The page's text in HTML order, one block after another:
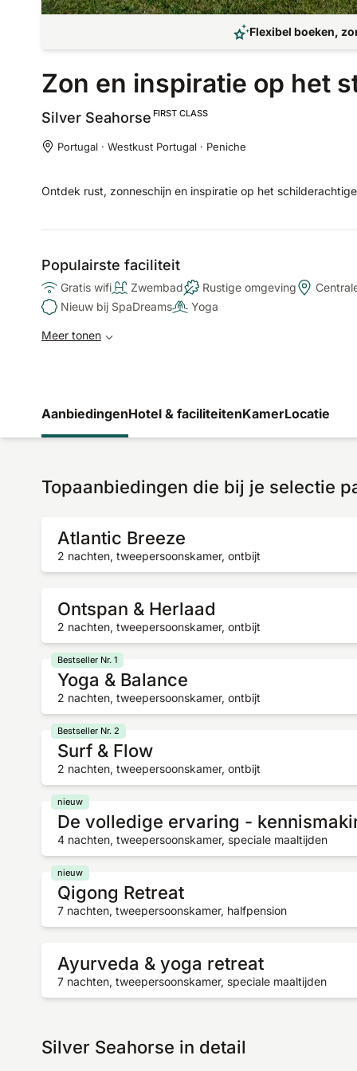
Flexibel boeken,
Zon en inspiratie op het
Silver Seahorse FIRST CLASS
Portugal · Westkust Portugal · Peniche
Ontdek rust, zonneschijn en inspiratie op het
Populairste faciliteit
Gratis wifi Zwembad Rustige omgeving
Nieuw bij SpaDreams
Yoga
Meer tonen
AanbiedingenHotel & faciliteitenKamerLocatie
Topaanbiedingen die bij je selectie
Atlantic Breeze
2 nachten, tweepersoonskamer, ontbijt
Ontspan & Herlaad
2 nachten, tweepersoonskamer, ontbijt
Yoga & Balance
2 nachten, tweepersoonskamer, ontbijt
Bestseller Nr. 1
Surf & Flow
2 nachten, tweepersoonskamer, ontbijt
Bestseller Nr. 2
De volledige ervaring -
4 nachten, tweepersoonskamer, speciale maaltijden
nieuw
Qigong Retreat
7 nachten, tweepersoonskamer, halfpension
nieuw
Ayurveda & yoga retreat
7 nachten, tweepersoonskamer, speciale maaltijden
Silver Seahorse in detail